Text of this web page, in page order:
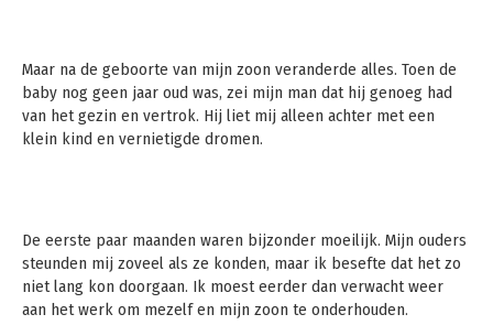
Maar na de geboorte van mijn zoon veranderde alles. Toen de
baby nog geen jaar oud was, zei mijn man dat hij genoeg had
van het gezin en vertrok. Hij liet mij alleen achter met een
klein kind en vernietigde dromen.
De eerste paar maanden waren bijzonder moeilijk. Mijn ouders
steunden mij zoveel als ze konden, maar ik besefte dat het zo
niet lang kon doorgaan. Ik moest eerder dan verwacht weer
aan het werk om mezelf en mijn zoon te onderhouden.